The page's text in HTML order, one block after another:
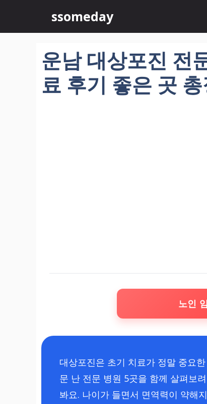
츠
ssomeday
운남 대상포진 전
료 후기 좋은 곳
노인
대상포진은 초기 치료가 정말 중요
문 난 전문 병원 5곳을 함께 살펴보
봐요. 나이가 들면서 면역력이 약해